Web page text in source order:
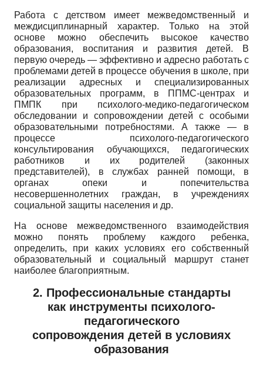
Работа с детством имеет межведомственный и
междисциплинарный характер. Только на этой
основе можно обеспечить высокое качество
образования, воспитания и развития детей. В
первую очередь — эффективно и адресно работать с
проблемами детей в процессе обучения в школе, при
реализации адресных и специализированных
образовательных программ, в ППМС-центрах и
ПМПК при психолого-медико-педагогическом
обследовании и сопровождении детей с особыми
образовательными потребностями. А также — в
процессе психолого-педагогического
консультирования обучающихся, педагогических
работников и их родителей (законных
представителей), в службах ранней помощи, в
органах опеки и попечительства
несовершеннолетних граждан, в учреждениях
социальной защиты населения и др.
На основе межведомственного взаимодействия
можно понять проблему каждого ребенка,
определить, при каких условиях его собственный
образовательный и социальный маршрут станет
наиболее благоприятным.
2. Профессиональные стандарты
как инструменты психолого-
педагогического
сопровождения детей в условиях
образования